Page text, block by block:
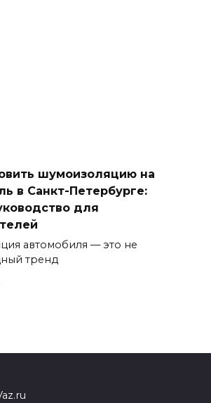
шумоизоляцию на
в Санкт-Петербурге:
для
автомобиля — это не
тренд